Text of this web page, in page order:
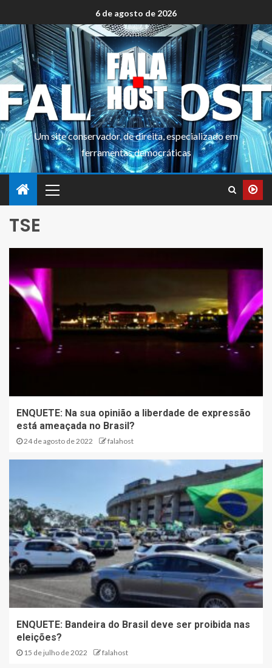
6 de agosto de 2026
Um site conservador, de direita, especializado em
ferramentas democráticas
TSE
ENQUETE: Na sua opinião a liberdade de expressão
está ameaçada no Brasil?
24 de agosto de 2022 falahost
ENQUETE: Bandeira do Brasil deve ser proibida nas
eleições?
15 de julho de 2022 falahost